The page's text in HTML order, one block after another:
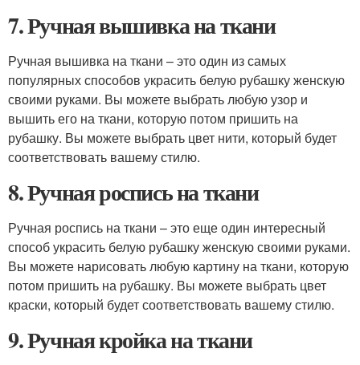
7. Ручная вышивка на ткани
Ручная вышивка на ткани – это один из самых
популярных способов украсить белую рубашку женскую
своими руками. Вы можете выбрать любую узор и
вышить его на ткани, которую потом пришить на
рубашку. Вы можете выбрать цвет нити, который будет
соответствовать вашему стилю.
8. Ручная роспись на ткани
Ручная роспись на ткани – это еще один интересный
способ украсить белую рубашку женскую своими руками.
Вы можете нарисовать любую картину на ткани, которую
потом пришить на рубашку. Вы можете выбрать цвет
краски, который будет соответствовать вашему стилю.
9. Ручная кройка на ткани